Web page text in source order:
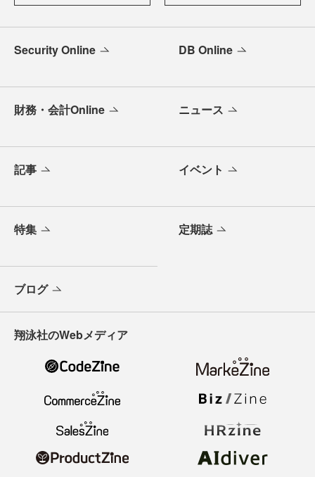
Security Online DB Online
財務・会計Online ニュース
記事 イベント
特集 定期誌
ブログ
翔泳社のWebメディア